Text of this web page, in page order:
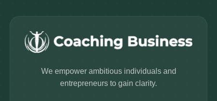
We empower ambitious individuals and
entrepreneurs to gain clarity.